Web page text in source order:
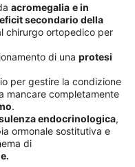
acromegalia e in
secondario della
chirurgo ortopedico per
di una protesi
per gestire la condizione
mancare completamente
.
endocrinologica,
ormonale sostitutiva e
di